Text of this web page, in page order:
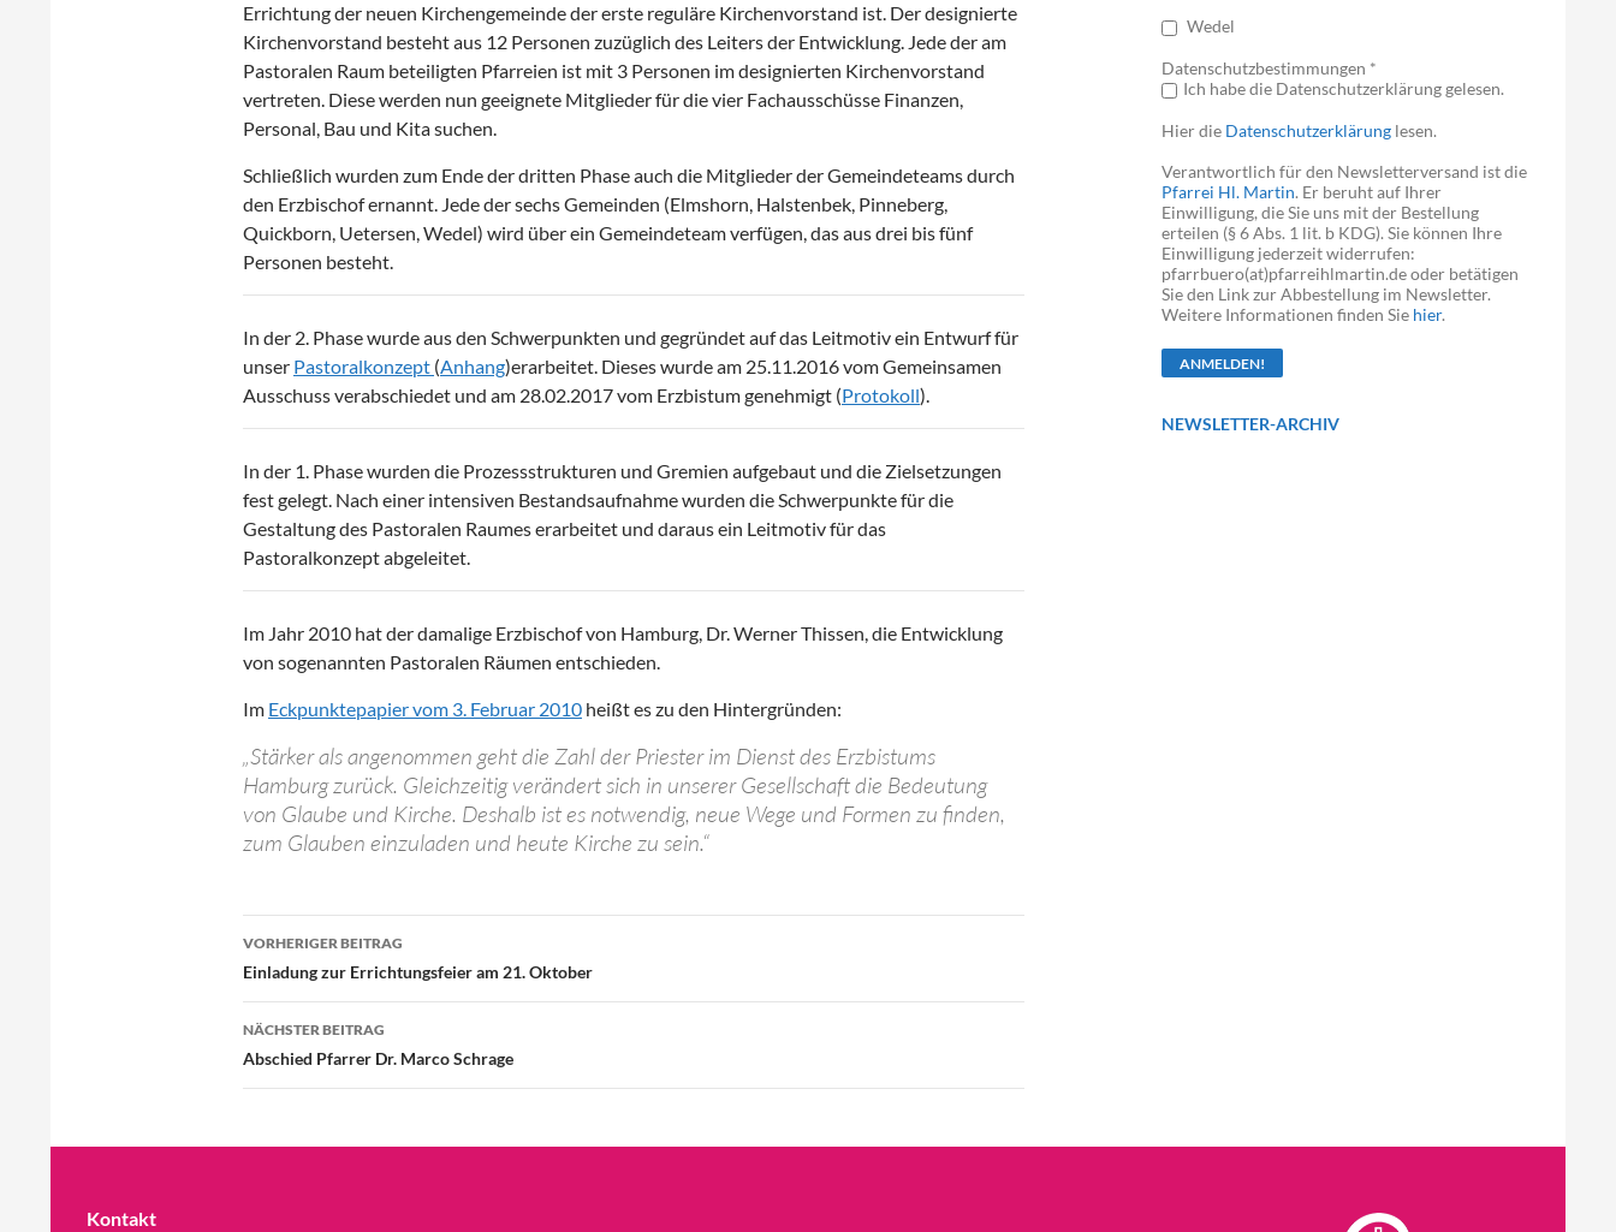
Errichtung der neuen Kirchengemeinde der erste reguläre Kirchenvorstand ist. Der designierte
Kirchenvorstand besteht aus 12 Personen zuzüglich des Leiters der Entwicklung. Jede der am
Pastoralen Raum beteiligten Pfarreien ist mit 3 Personen im designierten Kirchenvorstand
vertreten. Diese werden nun geeignete Mitglieder für die vier Fachausschüsse Finanzen,
Personal, Bau und Kita suchen.
Schließlich wurden zum Ende der dritten Phase auch die Mitglieder der Gemeindeteams durch
den Erzbischof ernannt. Jede der sechs Gemeinden (Elmshorn, Halstenbek, Pinneberg,
Quickborn, Uetersen, Wedel) wird über ein Gemeindeteam verfügen, das aus drei bis fünf
Personen besteht.
In der 2. Phase wurde aus den Schwerpunkten und gegründet auf das Leitmotiv ein Entwurf für
unser Pastoralkonzept (Anhang)erarbeitet. Dieses wurde am 25.11.2016 vom Gemeinsamen
Ausschuss verabschiedet und am 28.02.2017 vom Erzbistum genehmigt (Protokoll).
In der 1. Phase wurden die Prozessstrukturen und Gremien aufgebaut und die Zielsetzungen
fest gelegt. Nach einer intensiven Bestandsaufnahme wurden die Schwerpunkte für die
Gestaltung des Pastoralen Raumes erarbeitet und daraus ein Leitmotiv für das
Pastoralkonzept abgeleitet.
Im Jahr 2010 hat der damalige Erzbischof von Hamburg, Dr. Werner Thissen, die Entwicklung
von sogenannten Pastoralen Räumen entschieden.
Im Eckpunktepapier vom 3. Februar 2010 heißt es zu den Hintergründen:
„Stärker als angenommen geht die Zahl der Priester im Dienst des Erzbistums
Hamburg zurück. Gleichzeitig verändert sich in unserer Gesellschaft die Bedeutung
von Glaube und Kirche. Deshalb ist es notwendig, neue Wege und Formen zu finden,
zum Glauben einzuladen und heute Kirche zu sein.“
Beitragsnavigation
VORHERIGER BEITRAG
Einladung zur Errichtungsfeier am 21. Oktober
NÄCHSTER BEITRAG
Abschied Pfarrer Dr. Marco Schrage
Wedel
Datenschutzbestimmungen *
Ich habe die Datenschutzerklärung gelesen.
Hier die Datenschutzerklärung lesen.
Verantwortlich für den Newsletterversand ist die
Pfarrei Hl. Martin. Er beruht auf Ihrer
Einwilligung, die Sie uns mit der Bestellung
erteilen (§ 6 Abs. 1 lit. b KDG). Sie können Ihre
Einwilligung jederzeit widerrufen:
pfarrbuero(at)pfarreihlmartin.de oder betätigen
Sie den Link zur Abbestellung im Newsletter.
Weitere Informationen finden Sie hier.
NEWSLETTER-ARCHIV
Kontakt